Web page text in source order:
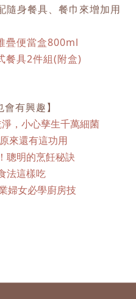
隨身餐具、餐巾來增加用
疊便當盒800ml
餐具2件組(附盒)
有興趣】
，小心孳生千萬細菌
來還有這功用
聰明的烹飪秘訣
法這樣吃
婦女必學廚房技